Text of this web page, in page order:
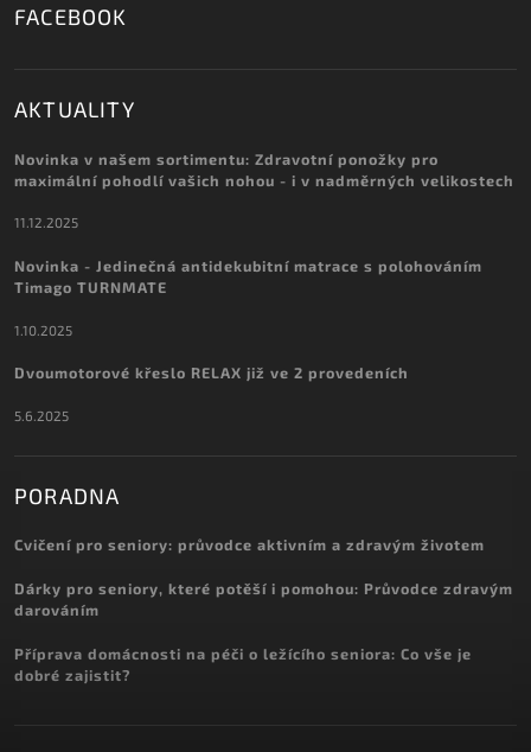
FACEBOOK
AKTUALITY
Novinka v našem sortimentu: Zdravotní ponožky pro
maximální pohodlí vašich nohou - i v nadměrných velikostech
11.12.2025
Novinka - Jedinečná antidekubitní matrace s polohováním
Timago TURNMATE
1.10.2025
Dvoumotorové křeslo RELAX již ve 2 provedeních
5.6.2025
PORADNA
Cvičení pro seniory: průvodce aktivním a zdravým životem
Dárky pro seniory, které potěší i pomohou: Průvodce zdravým
darováním
Příprava domácnosti na péči o ležícího seniora: Co vše je
dobré zajistit?